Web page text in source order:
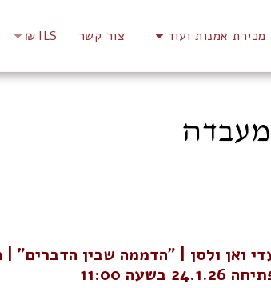
מכירת אמנות ועוד צור קשר ILS
₪
ואן ולסן | "הדממה שבין הדברים"
24.1.26 בשעה 11:00